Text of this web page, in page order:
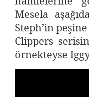
Mesela
Steph’in
Clippers
örnekteyse